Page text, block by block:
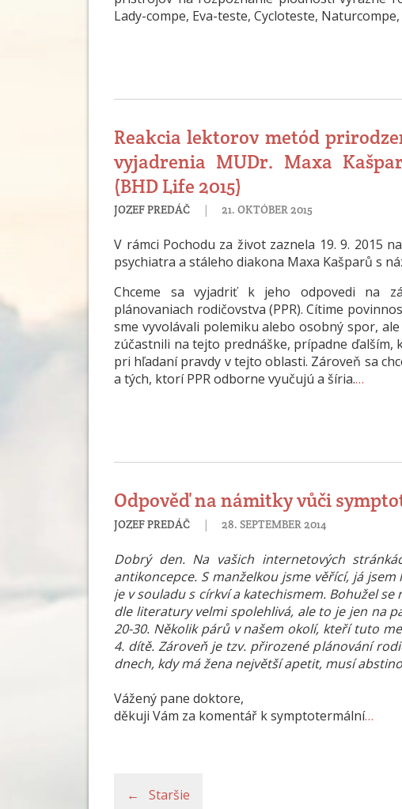
Lady-compe, Eva-teste, Cycloteste,
Reakcia lektorov metód
vyjadrenia MUDr. Maxa
(BHD Life 2015)
JOZEF PREDÁČ |21. OKTÓBER 2015
V rámci Pochodu za život zaznela 19. 9. 2015
psychiatra a stáleho diakona Maxa Kašparů s
Chceme sa vyjadriť k jeho odpovedi na
plánovaniach rodičovstva (PPR). Cítime
sme vyvolávali polemiku alebo osobný spor,
zúčastnili na tejto prednáške, prípadne ďalším,
pri hľadaní pravdy v tejto oblasti. Zároveň sa
a tých, ktorí PPR odborne vyučujú a šíria.…
Odpověď na námitky vůči
JOZEF PREDÁČ |28. SEPTEMBER 2014
Dobrý den. Na vašich internetových
antikoncepce. S manželkou jsme věřící, já
je v souladu s církví a katechismem. Bohužel
dle literatury velmi spolehlivá, ale to je jen na
20-30. Několik párů v našem okolí, kteří tuto
4. dítě. Zároveň je tzv. přirozené plánování
dnech, kdy má žena největší apetit, musí
Vážený pane doktore,
děkuji Vám za komentář k symptotermální…
← Staršie